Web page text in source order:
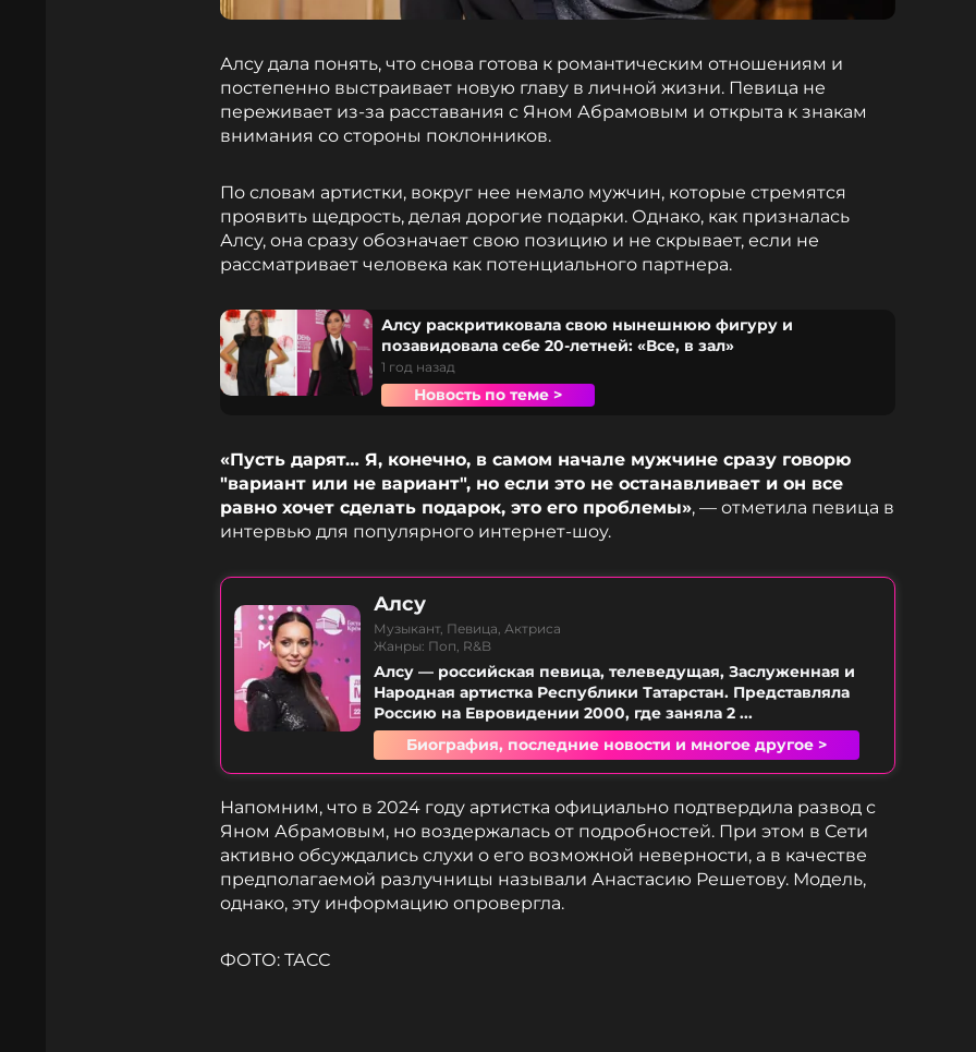
Алсу дала понять, что снова готова к романтическим отношениям и
постепенно выстраивает новую главу в личной жизни. Певица не
переживает из-за расставания с Яном Абрамовым и открыта к знакам
внимания со стороны поклонников.
По словам артистки, вокруг нее немало мужчин, которые стремятся
проявить щедрость, делая дорогие подарки. Однако, как призналась
Алсу, она сразу обозначает свою позицию и не скрывает, если не
рассматривает человека как потенциального партнера.
Алсу раскритиковала свою нынешнюю фигуру и
позавидовала себе 20-летней: «Все, в зал»
1 год назад
Новость по теме >
«Пусть дарят… Я, конечно, в самом начале мужчине сразу говорю
"вариант или не вариант", но если это не останавливает и он все
равно хочет сделать подарок, это его проблемы», — отметила певица в
интервью для популярного интернет-шоу.
Алсу
Музыкант, Певица, Актриса
Жанры: Поп, R&B
Алсу — российская певица, телеведущая, Заслуженная и
Народная артистка Республики Татарстан. Представляла
Россию на Евровидении 2000, где заняла 2 ...
Биография, последние новости и многое другое >
Напомним, что в 2024 году артистка официально подтвердила развод с
Яном Абрамовым, но воздержалась от подробностей. При этом в Сети
активно обсуждались слухи о его возможной неверности, а в качестве
предполагаемой разлучницы называли Анастасию Решетову. Модель,
однако, эту информацию опровергла.
ФОТО: ТАСС